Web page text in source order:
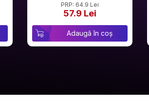
PRP: 64.9 Lei
57.9 Lei
Adaugă în coș